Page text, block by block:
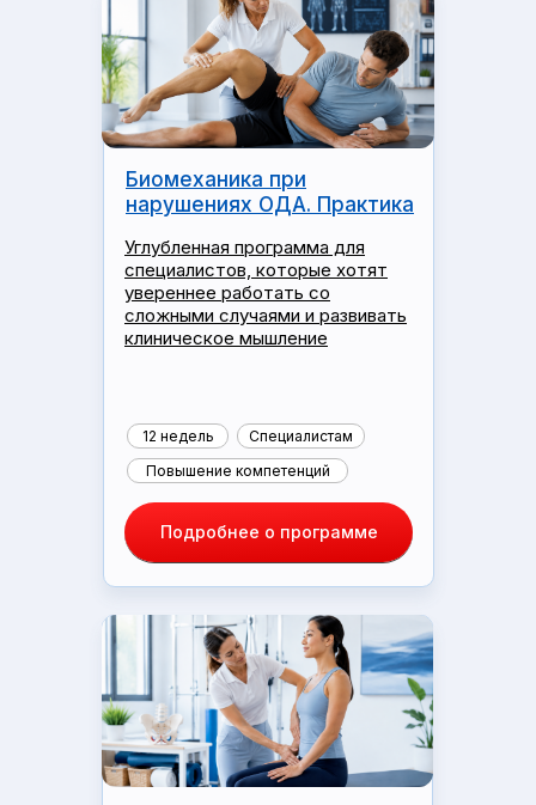
Углубленная программа для
специалистов, которые хотят
увереннее работать со
сложными случаями и развивать
клиническое мышление
Биомеханика при
нарушениях ОДА. Практика
Подробнее о программе
12 недель
Специалистам
Повышение компетенций